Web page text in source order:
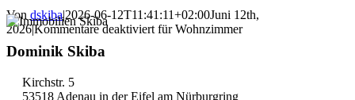
Von dskiba|2026-06-12T11:41:11+02:00Juni 12th,
2026|Kommentare deaktiviert für Wohnzimmer
Dominik Skiba
Kirchstr. 5
53518 Adenau in der Eifel am Nürburgring